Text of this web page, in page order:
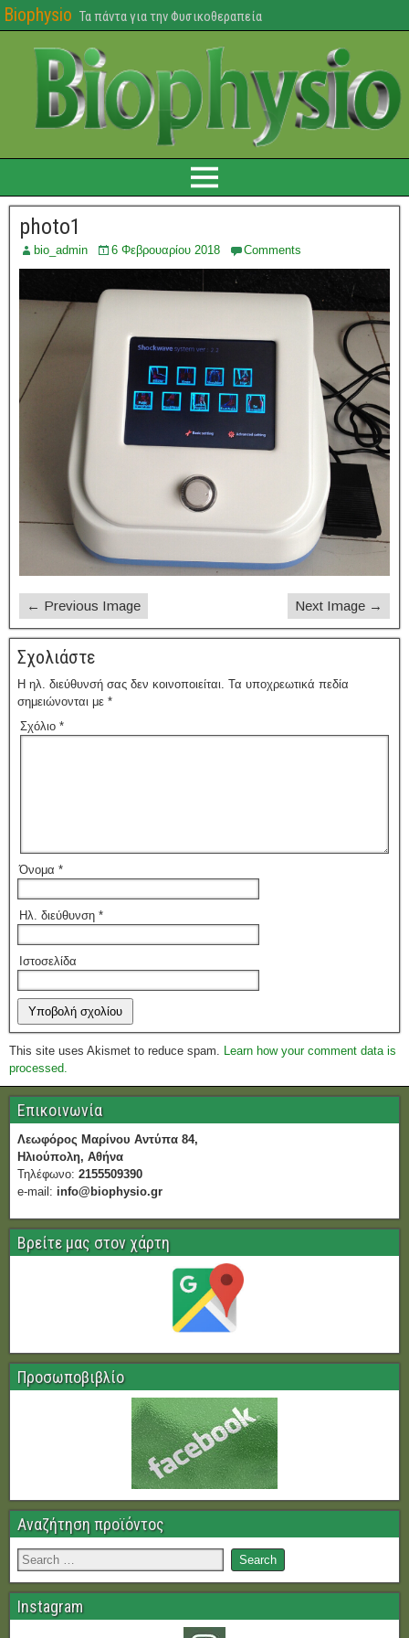
Biophysio Τα πάντα για την Φυσικοθεραπεία
photo1
bio_admin 6 Φεβρουαρίου 2018 Comments
← Previous Image Next Image →
Σχολιάστε
Η ηλ. διεύθυνσή σας δεν κοινοποιείται. Τα υποχρεωτικά πεδία
σημειώνονται με *
Σχόλιο *
Όνομα *
Ηλ. διεύθυνση *
Ιστοσελίδα
This site uses Akismet to reduce spam. Learn how your comment data is
processed.
Επικοινωνία
Λεωφόρος Μαρίνου Αντύπα 84,
Ηλιούπολη, Αθήνα
Τηλέφωνο: 2155509390
e-mail: info@biophysio.gr
Βρείτε μας στον χάρτη
Προσωποβιβλίο
Αναζήτηση προϊόντος
Instagram